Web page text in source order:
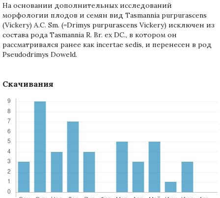
На основании дополнительных исследований
морфологии плодов и семян вид Tasmannia purpurascens
(Vickery) A.C. Sm. (=Drimys purpurascens Vickery) исключен из
состава рода Tasmannia R. Br. ex DC., в котором он
рассматривался ранее как incertae sedis, и перенесен в род
Pseudodrimys Doweld.
Скачивания